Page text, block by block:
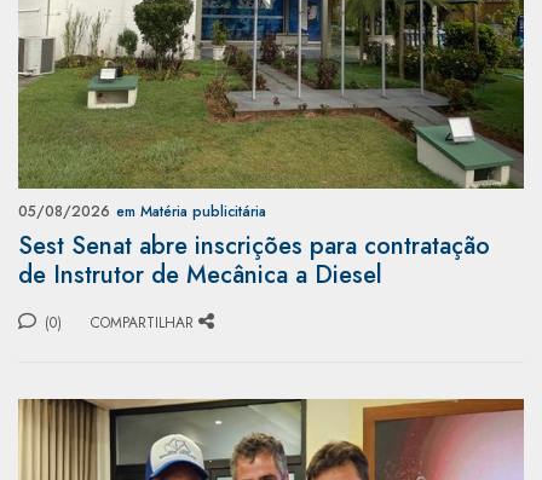
05/08/2026 em Matéria publicitária
Sest Senat abre inscrições para contratação
de Instrutor de Mecânica a Diesel
(0) COMPARTILHAR